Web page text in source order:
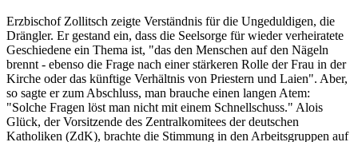
Erzbischof Zollitsch zeigte Verständnis für die Ungeduldigen, die
Drängler. Er gestand ein, dass die Seelsorge für wieder verheiratete
Geschiedene ein Thema ist, "das den Menschen auf den Nägeln
brennt - ebenso die Frage nach einer stärkeren Rolle der Frau in der
Kirche oder das künftige Verhältnis von Priestern und Laien". Aber,
so sagte er zum Abschluss, man brauche einen langen Atem:
"Solche Fragen löst man nicht mit einem Schnellschuss." Alois
Glück, der Vorsitzende des Zentralkomitees der deutschen
Katholiken (ZdK), brachte die Stimmung in den Arbeitsgruppen auf